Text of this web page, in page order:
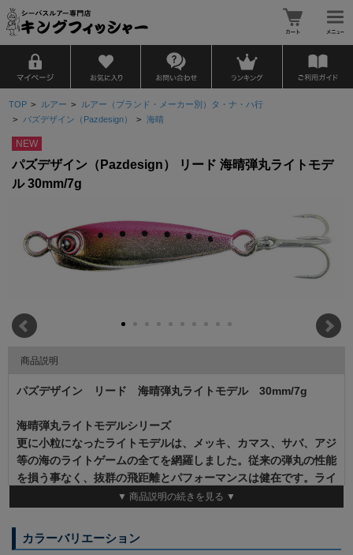
TOP > ルアー > ルアー（ブランド・メーカー別）タ・ナ・ハ行
> パズデザイン（Pazdesign） > 海晴
NEW
パズデザイン（Pazdesign） リード 海晴弾丸ライトモデ
ル 30mm/7g
商品説明
パズデザイン リード 海晴弾丸ライトモデル 30mm/7g
海晴弾丸ライトモデルシリーズ
更に小粒になったライトモデルは、メッキ、カマス、サバ、アジ
等の海のライトゲームの全てを網羅しました。従来の弾丸の性能
を損う事なく、抜群の飛距離とパフォーマンスは健在です。ライ
トモデルはサーフェースから中層、ボトム付近までと使い方は多
11gは強めのアジングロッドなんかで使って貰えば、現在市場に
▼ 商品説明の続きを見る ▼
カラーバリエーション